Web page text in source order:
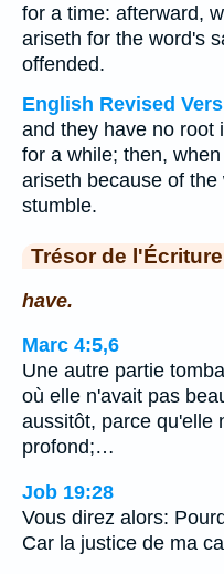
for a time: afterward,
ariseth for the word's
offended.
English Revised
and they have no root
for a while; then,
ariseth because of
stumble.
Trésor de l'Écriture
have.
Marc 4:5,6
Une autre partie
où elle n'avait pas
aussitôt, parce qu'elle
profond;…
Job 19:28
Vous direz alors:
Car la justice de ma